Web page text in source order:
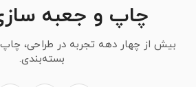
چاپ و جعبه
بیش از چهار دهه تجربه در طراحی، چاپ
بسته‌بندی.